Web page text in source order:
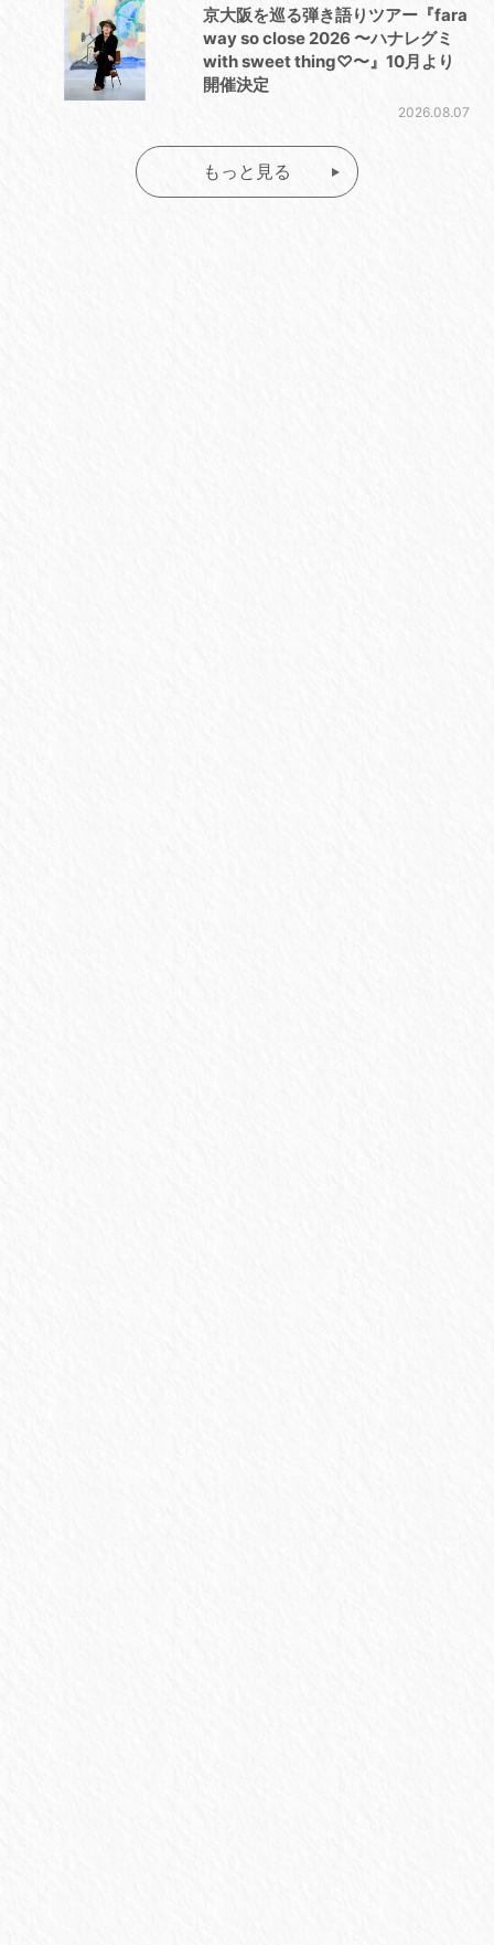
京大阪を巡る弾き語りツアー『fara
way so close 2026 〜ハナレグミ
with sweet thing♡〜』10月より
開催決定
2026.08.07
もっと見る